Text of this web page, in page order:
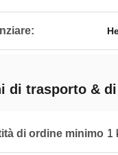
di trasporto &
di ordine minimo 1